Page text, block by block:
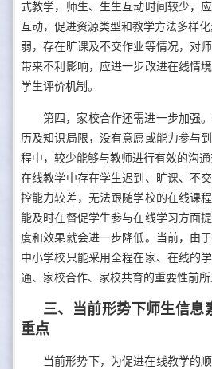
式教学，师生、生生互动时间较少，
互动，促进资源类型和教学方法多样
弱，存在旷课及不交作业等情况，对
带来不利影响，应进一步改进在线情
学生评价机制。
第四，家校合作还需进一步加强
历及知识局限，没有意愿或能力参与
程中，较少能够与教师进行有效的沟
在线教学中存在学生迟到、旷课、不
控能力较差，无法跟随学校的在线课
能及时在督促学生参与在线学习方面
度和效果就会进一步降低。当前，由
中小学校只能采用全程在家、在线的
通、家校合作、家校共育的重要性前所
三、当前形势下师生信息
重点
当前形势下，为促进在线教学的